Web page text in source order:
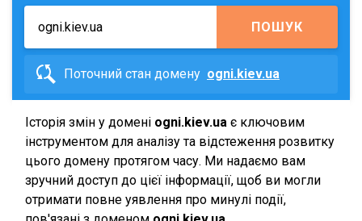
ПОШУК
Поточний стан домену ogni.kiev.ua
Історія змін у домені ogni.kiev.ua є ключовим
інструментом для аналізу та відстеження розвитку
цього домену протягом часу. Ми надаємо вам
зручний доступ до цієї інформації, щоб ви могли
отримати повне уявлення про минулі події,